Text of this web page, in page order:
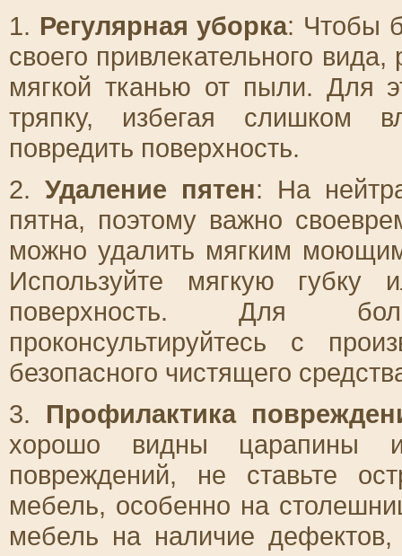
1. Регулярная уборка: Чтобы
своего привлекательного
мягкой тканью от пыли. Для
тряпку, избегая слишком
повредить поверхность.
2. Удаление пятен: На
пятна, поэтому важно
можно удалить мягким
Используйте мягкую губку
поверхность. Для
проконсультируйтесь с
безопасного чистящего
3. Профилактика
хорошо видны царапины и
повреждений, не ставьте
мебель, особенно на
мебель на наличие